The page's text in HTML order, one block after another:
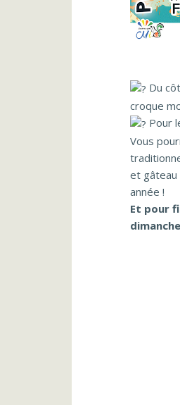
Du
croque
Pour
Vous
et gâteau
année !
Et pour